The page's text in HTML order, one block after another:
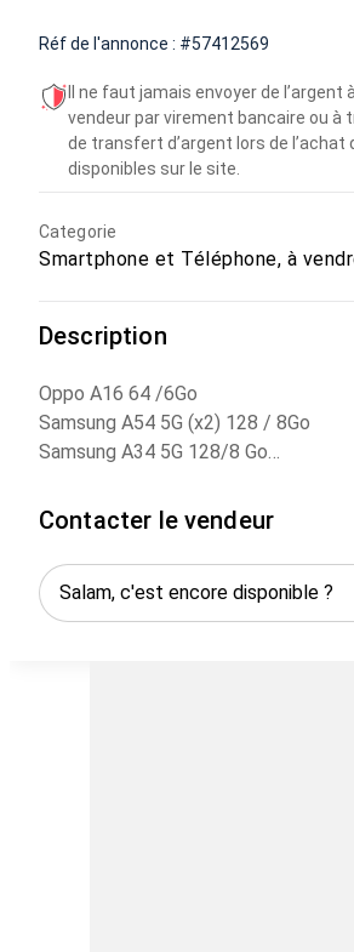
Réf de l'annonce : #57412569
Il ne faut jamais envoyer de l’argent
vendeur par virement bancaire ou à
de transfert d’argent lors de l’achat
disponibles sur le site.
Categorie
Smartphone et Téléphone, à
Description
Oppo A16 64 /6Go
Samsung A54 5G (x2) 128 / 8Go
Samsung A34 5G 128/8 Go
Samsung A32 128/ 6Go
Xiaomi Mi Note 10 128/6Go
Xiaomi Redmi Note 9S 64/4Go
Xiaomi Redmi 9A 64/4 Go
Contacter le vendeur